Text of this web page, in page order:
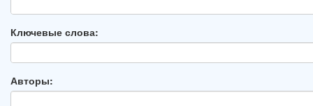
Ключевые слова:
Авторы: